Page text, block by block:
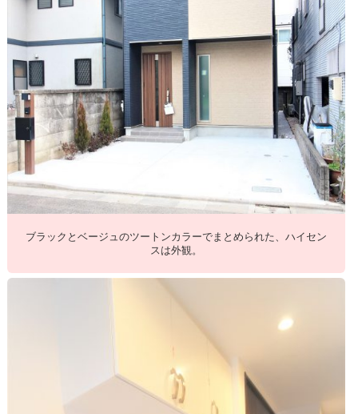
ブラックとベージュのツートンカラーでまとめられた、ハイセン
スは外観。